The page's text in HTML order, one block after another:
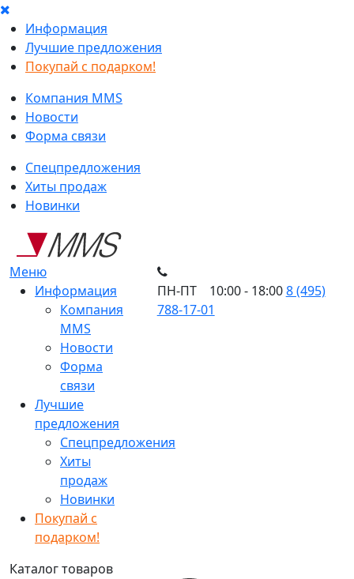
Информация
Лучшие предложения
Покупай с подарком!
Компания MMS
Новости
Форма связи
Спецпредложения
Хиты продаж
Новинки
Меню
Информация
Компания
MMS
Новости
Форма
связи
Лучшие
предложения
Спецпредложения
Хиты
продаж
Новинки
Покупай с
подарком!
ПН-ПТ 10:00 - 18:008 (495)
788-17-01
Каталог товаров